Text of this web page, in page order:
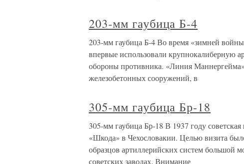
203-мм гаубица Б-4
203-мм гаубица Б-4 Во время «зимней
впервые использовали крупнокалиберную
обороны противника. «Линия
железобетонных сооружений, в
305-мм гаубица Бр-18
305-мм гаубица Бр-18 В 1937 году
«Шкода» в Чехословакии. Целью визита
образцов артиллерийских систем большой
советских заводах. Внимание